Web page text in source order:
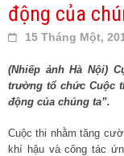
động của
15 Tháng Một,
(Nhiếp ảnh Hà Nội)
trường tổ chức Cuộc
động của chúng ta”.
Cuộc thi nhằm tăng
khí hậu và công tác